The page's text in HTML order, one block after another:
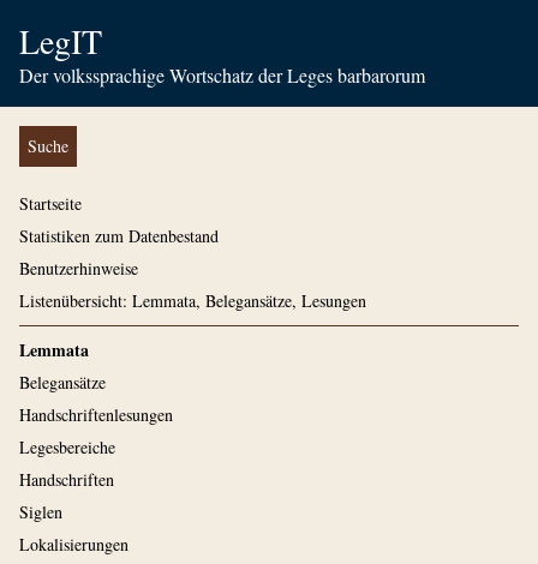
LegIT
Der volkssprachige Wortschatz der Leges barbarorum
Suche
Startseite
Statistiken zum Datenbestand
Benutzerhinweise
Listenübersicht: Lemmata, Belegansätze, Lesungen
Lemmata
Belegansätze
Handschriftenlesungen
Legesbereiche
Handschriften
Siglen
Lokalisierungen